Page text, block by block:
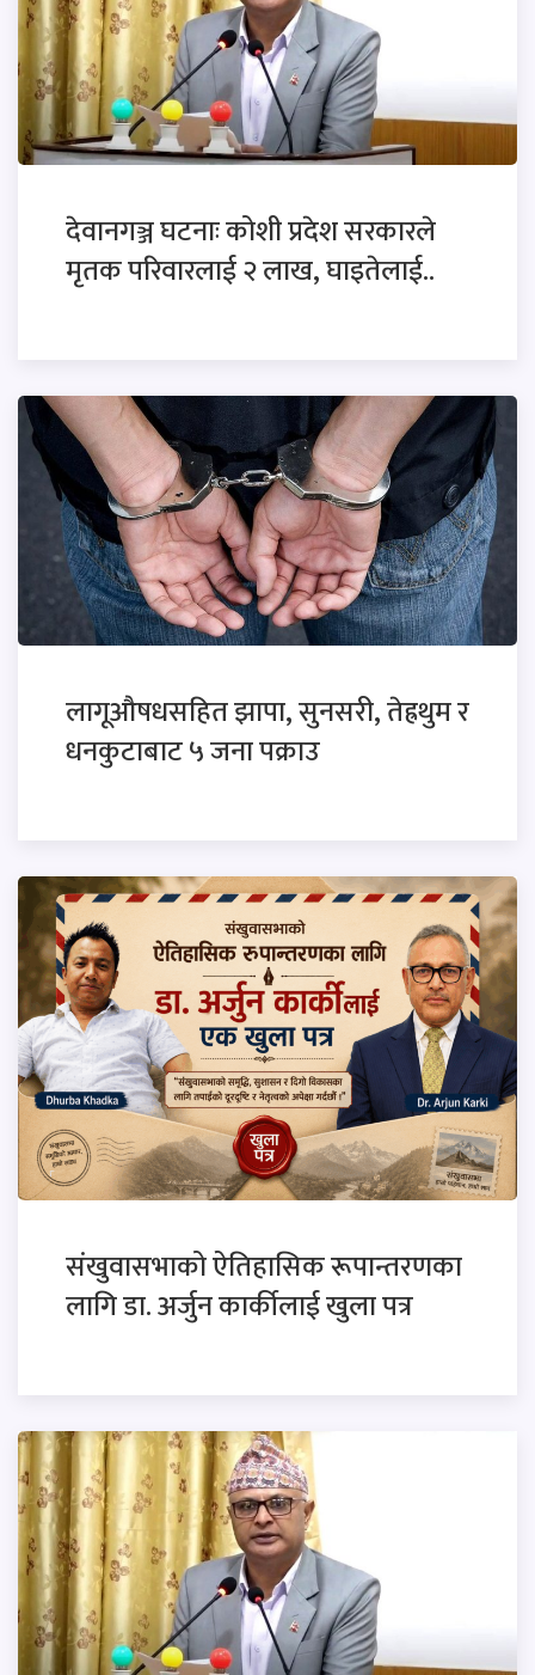
देवानगञ्ज घटनाः कोशी प्रदेश सरकारले
मृतक परिवारलाई २ लाख, घाइतेलाई..
लागूऔषधसहित झापा, सुनसरी, तेह्रथुम र
धनकुटाबाट ५ जना पक्राउ
संखुवासभाको ऐतिहासिक रूपान्तरणका
लागि डा. अर्जुन कार्कीलाई खुला पत्र